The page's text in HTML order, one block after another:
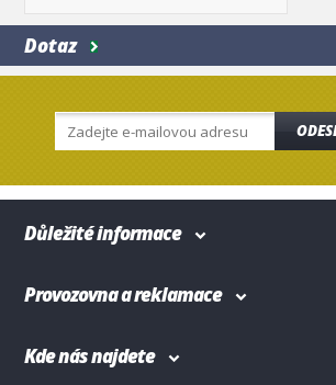
Dotaz
Důležité informace
Provozovna a reklamace
Kde nás najdete